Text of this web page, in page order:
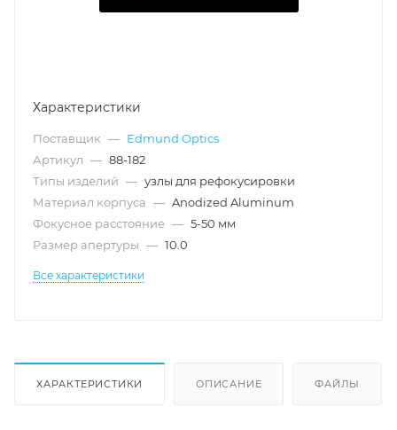
Характеристики
Поставщик — Edmund Optics
Артикул — 88-182
Типы изделий — узлы для рефокусировки
Материал корпуса — Anodized Aluminum
Фокусное расстояние — 5-50 мм
Размер апертуры — 10.0
Все характеристики
ХАРАКТЕРИСТИКИ ОПИСАНИЕ ФАЙЛЫ